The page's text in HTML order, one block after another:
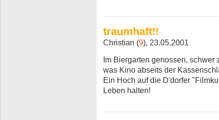
traumhaft!!
Christian (9), 23.05.2001
Im Biergarten genossen, schwer
was Kino abseits der
Ein Hoch auf die D'dorfer
Leben halten!